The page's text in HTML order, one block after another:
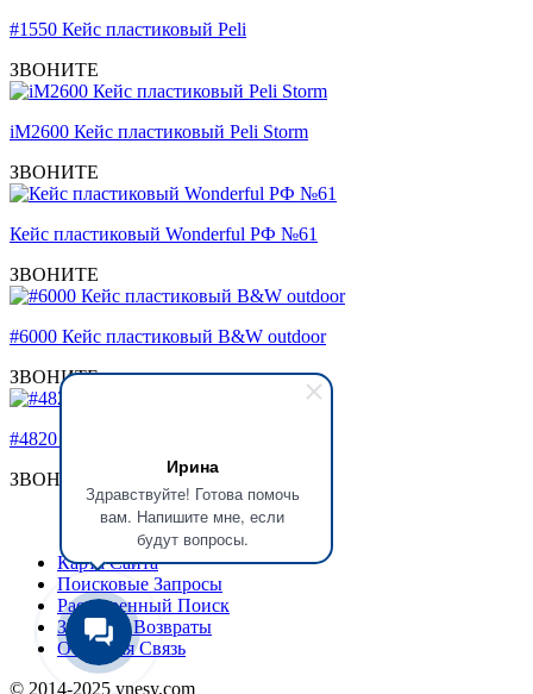
Ирина
Здравствуйте! Готова помочь
вам. Напишите мне, если
будут вопросы.
#1550 Кейс пластиковый Peli
ЗВОНИТЕ
iM2600 Кейс пластиковый Peli Storm
ЗВОНИТЕ
Кейс пластиковый Wonderful РФ №61
ЗВОНИТЕ
#6000 Кейс пластиковый B&W outdoor
ЗВОНИТЕ
#4820 Кейс пластиковый Explorer
ЗВОНИТЕ
Карта Сайта
Поисковые Запросы
Расширенный Поиск
Заказы и Возвраты
Обратная Связь
© 2014-2025 ynesy.com